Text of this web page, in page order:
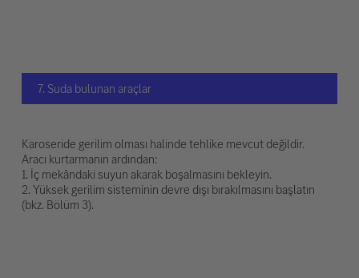
7. Suda bulunan araçlar
Karoseride gerilim olması halinde tehlike mevcut değildir.
Aracı kurtarmanın ardından:
1. İç mekândaki suyun akarak boşalmasını bekleyin.
2. Yüksek gerilim sisteminin devre dışı bırakılmasını başlatın
(bkz. Bölüm 3).